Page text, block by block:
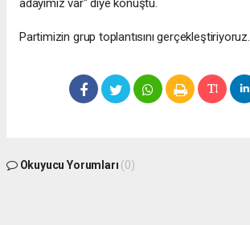
adayımız var" diye konuştu.
Partimizin grup toplantısını gerçekleştiriyoruz.
Okuyucu Yorumları (0)